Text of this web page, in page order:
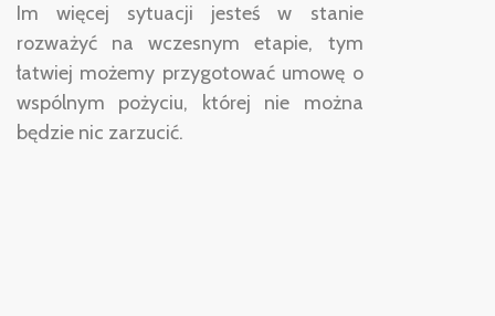
Im więcej sytuacji jesteś w stanie
rozważyć na wczesnym etapie, tym
łatwiej możemy przygotować umowę o
wspólnym pożyciu, której nie można
będzie nic zarzucić.